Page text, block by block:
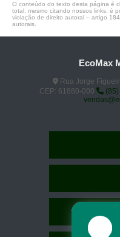
O conteúdo do texto desta página é
total, mesmo citando nossos links, é
violação de direito autoral – artigo
autorais
EcoMax
Rua Jorge
CEP: 61880-000